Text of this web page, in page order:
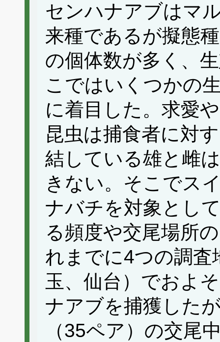
センハナアブはマ
来種であるが擬態
の個体数が多く、
こではいくつかの
に着目した。求愛
昆虫は捕食者に対
結している雄と雌
きない。そこでス
ナバチを対象とし
る頻度や交尾場所
れまでに4つの調査
玉、仙台）でおよ
ナアブを捕獲した
（35ペア）の交尾